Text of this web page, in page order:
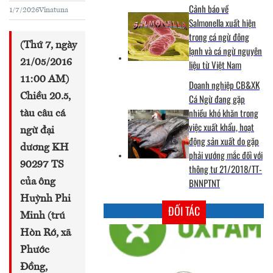
1/7/2026Vinatuna
(Thứ 7, ngày
21/05/2016
11:00 AM)
Chiều 20.5,
tàu câu cá
ngừ đại
dương KH
90297 TS
của ông
Huỳnh Phi
Minh (trú
Hòn Rớ, xã
Phước
Đồng,
Cảnh báo về
Salmonella xuất hiện
trong cá ngừ đông
lạnh và cá ngừ nguyên
liệu từ Việt Nam
Doanh nghiệp CB&XK
Cá Ngừ đang gặp
nhiều khó khăn trong
việc xuất khẩu, hoạt
động sản xuất do gặp
phải vướng mắc đối với
thông tư 21/2018/TT-
BNNPTNT
ĐỐI TÁC